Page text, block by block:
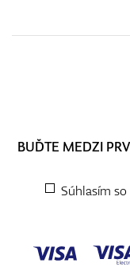
BUĎTE MEDZI
Súhlasím